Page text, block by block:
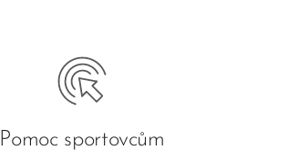
Pomoc sportovcům